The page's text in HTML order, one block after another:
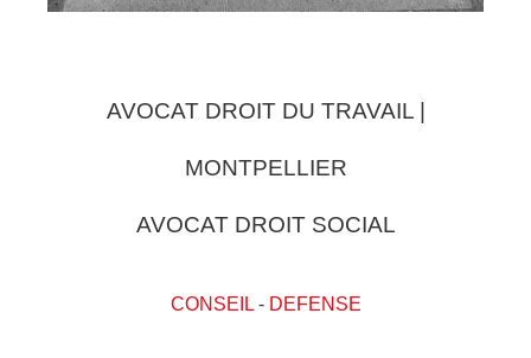
AVOCAT DROIT DU TRAVAIL |
MONTPELLIER
AVOCAT DROIT SOCIAL
CONSEIL- DEFENSE